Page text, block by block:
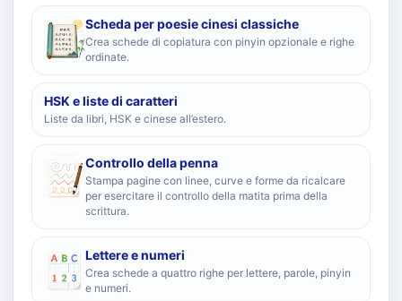
Scheda per poesie cinesi classiche
Crea schede di copiatura con pinyin opzionale e righe
ordinate.
HSK e liste di caratteri
Liste da libri, HSK e cinese all’estero.
Controllo della penna
Stampa pagine con linee, curve e forme da ricalcare
per esercitare il controllo della matita prima della
scrittura.
Lettere e numeri
Crea schede a quattro righe per lettere, parole, pinyin
e numeri.